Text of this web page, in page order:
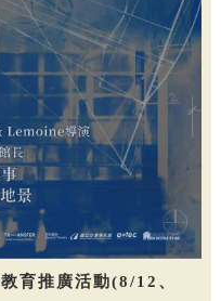
育推廣活動(8/12、